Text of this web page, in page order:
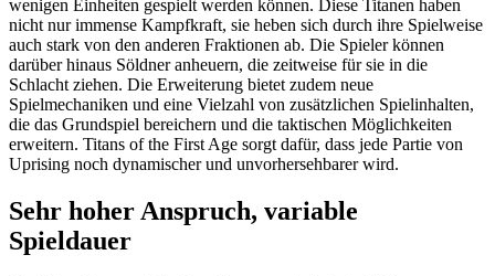
wenigen Einheiten gespielt werden können. Diese Titanen haben
nicht nur immense Kampfkraft, sie heben sich durch ihre Spielweise
auch stark von den anderen Fraktionen ab. Die Spieler können
darüber hinaus Söldner anheuern, die zeitweise für sie in die
Schlacht ziehen. Die Erweiterung bietet zudem neue
Spielmechaniken und eine Vielzahl von zusätzlichen Spielinhalten,
die das Grundspiel bereichern und die taktischen Möglichkeiten
erweitern. Titans of the First Age sorgt dafür, dass jede Partie von
Uprising noch dynamischer und unvorhersehbarer wird.
Sehr hoher Anspruch, variable
Spieldauer